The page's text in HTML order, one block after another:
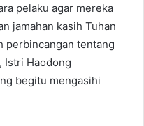
pelaku agar mereka
jamahan kasih Tuhan
perbincangan tentang
Istri Haodong
begitu mengasihi